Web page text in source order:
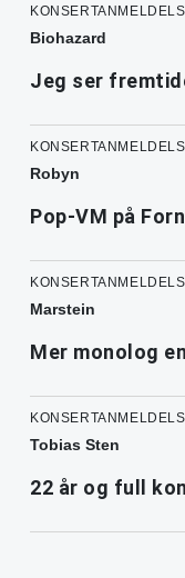
Biohazard
Jeg ser
Robyn
Pop-VM på
Marstein
Mer monolog
Tobias Sten
22 år og full